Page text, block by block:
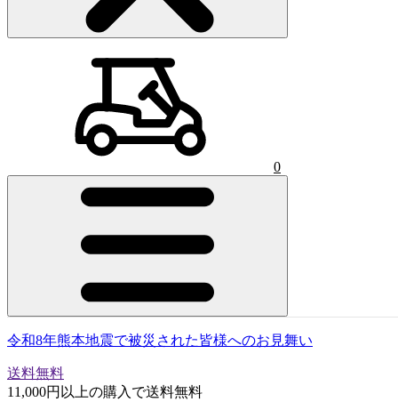
ショッピングカート )
0
令和8年熊本地震で被災された皆様へのお見舞い
送料無料
11,000円以上の購入で送料無料